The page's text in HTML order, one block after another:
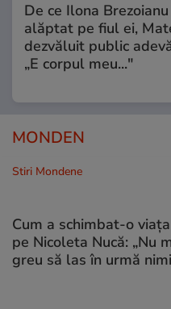
De ce Ilona
alăptat pe fiul ei,
dezvăluit public
„E corpul meu..."
MONDEN
Stiri Mondene
Cum a schimbat-o
pe Nicoleta Nucă: „Nu
greu să las în urmă